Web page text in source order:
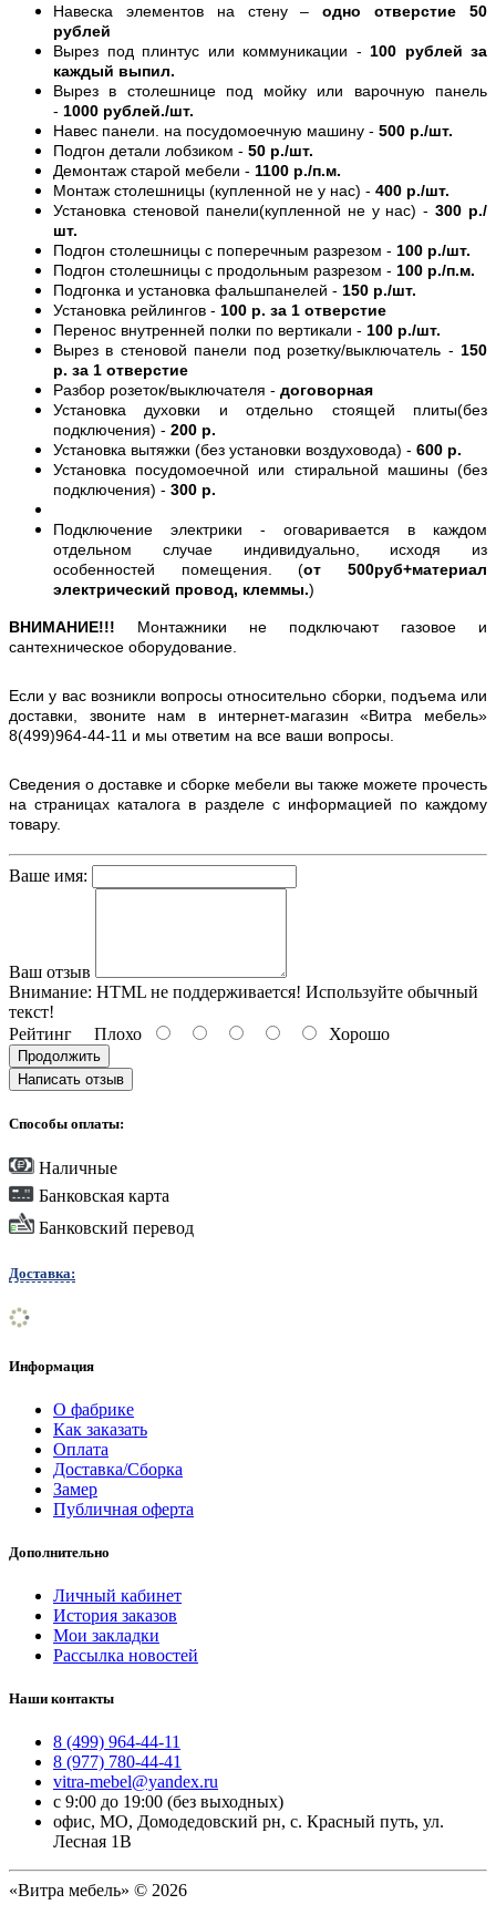
Навеска элементов на стену –одно отверстие 50
рублей
Вырез под плинтус или коммуникации - 100 рублей за
каждый выпил.
Вырез в столешнице под мойку или варочную панель
- 1000 рублей./шт.
Навес панели. на посудомоечную машину - 500 р./шт.
Подгон детали лобзиком - 50 р./шт.
Демонтаж старой мебели - 1100 р./п.м.
Монтаж столешницы (купленной не у нас) - 400 р./шт.
Установка стеновой панели(купленной не у нас) -300 р./
шт.
Подгон столешницы с поперечным разрезом - 100 р./шт.
Подгон столешницы с продольным разрезом - 100 р./п.м.
Подгонка и установка фальшпанелей - 150 р./шт.
Установка рейлингов - 100 р. за 1 отверстие
Перенос внутренней полки по вертикали - 100 р./шт.
Вырез в стеновой панели под розетку/выключатель - 150
р. за 1 отверстие
Разбор розеток/выключателя - договорная
Установка духовки и отдельно стоящей плиты(без
подключения) - 200 р.
Установка вытяжки (без установки воздуховода) - 600 р.
Установка посудомоечной или стиральной машины (без
подключения) - 300 р.
Подключение электрики - оговаривается в каждом
отдельном случае индивидуально, исходя из
особенностей помещения. (от 500руб+материал
электрический провод, клеммы.)
ВНИМАНИЕ!!! Монтажники не подключают газовое и
сантехническое оборудование.
Если у вас возникли вопросы относительно сборки, подъема или
доставки, звоните нам в интернет-магазин «Витра мебель»
8(499)964-44-11 и мы ответим на все ваши вопросы.
Сведения о доставке и сборке мебели вы также можете прочесть
на страницах каталога в разделе с информацией по каждому
товару.
Ваше имя:
Ваш отзыв
Внимание: HTML не поддерживается! Используйте обычный
текст!
Рейтинг Плохо Хорошо
Продолжить
Написать отзыв
Способы оплаты:
Наличные
Банковская карта
Банковский перевод
Доставка:
Информация
О фабрике
Как заказать
Оплата
Доставка/Сборка
Замер
Публичная оферта
Дополнительно
Личный кабинет
История заказов
Мои закладки
Рассылка новостей
Наши контакты
8 (499) 964-44-11
8 (977) 780-44-41
vitra-mebel@yandex.ru
с 9:00 до 19:00 (без выходных)
офис, МО, Домодедовский рн, с. Красный путь, ул.
Лесная 1В
«Витра мебель» © 2026